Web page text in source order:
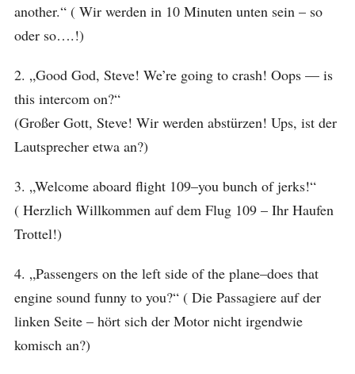
another.“ ( Wir werden in 10 Minuten unten sein – so
oder so….!)
2. „Good God, Steve! We’re going to crash! Oops — is
this intercom on?“
(Großer Gott, Steve! Wir werden abstürzen! Ups, ist der
Lautsprecher etwa an?)
3. „Welcome aboard flight 109–you bunch of jerks!“
( Herzlich Willkommen auf dem Flug 109 – Ihr Haufen
Trottel!)
4. „Passengers on the left side of the plane–does that
engine sound funny to you?“ ( Die Passagiere auf der
linken Seite – hört sich der Motor nicht irgendwie
komisch an?)